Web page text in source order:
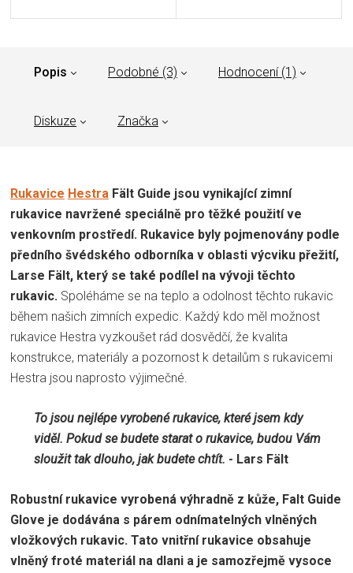
Popis Podobné (3) Hodnocení (1)
Diskuze Značka
Rukavice Hestra Fält Guide jsou vynikající zimní
rukavice navržené speciálně pro těžké použití ve
venkovním prostředí. Rukavice byly pojmenovány podle
předního švédského odborníka v oblasti výcviku přežití,
Larse Fält, který se také podílel na vývoji těchto
rukavic. Spoléháme se na teplo a odolnost těchto rukavic
během našich zimních expedic. Každý kdo měl možnost
rukavice Hestra vyzkoušet rád dosvědčí, že kvalita
konstrukce, materiály a pozornost k detailům s rukavicemi
Hestra jsou naprosto výjimečné.
To jsou nejlépe vyrobené rukavice, které jsem kdy
viděl. Pokud se budete starat o rukavice, budou Vám
sloužit tak dlouho, jak budete chtít. - Lars Fält
Robustní rukavice vyrobená výhradně z kůže, Falt Guide
Glove je dodávána s párem odnímatelných vlněných
vložkových rukavic. Tato vnitřní rukavice obsahuje
vlněný froté materiál na dlani a je samozřejmě vysoce